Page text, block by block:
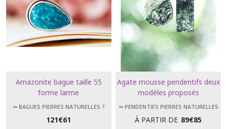
Amazonite bague taille 55
forme larme
➻ BAGUES PIERRES NATURELLES ?
121€61
Agate mousse pendentifs deux
modèles proposés
➻ PENDENTIFS PIERRES NATURELLES
À PARTIR DE 89€85